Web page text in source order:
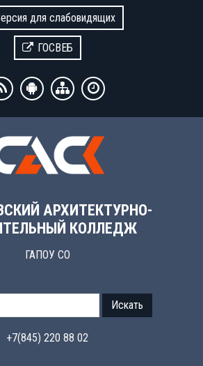
для слабовидящих
ГОСВЕБ
АРХИТЕКТУРНО-
КОЛЛЕДЖ
ГАПОУ СО
Искать
+7(845) 220 88 02